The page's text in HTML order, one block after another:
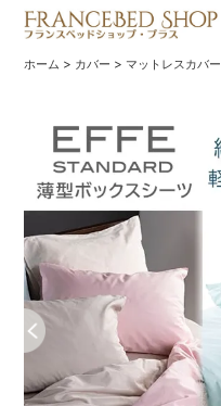
ホーム > カバー > マットレスカバー